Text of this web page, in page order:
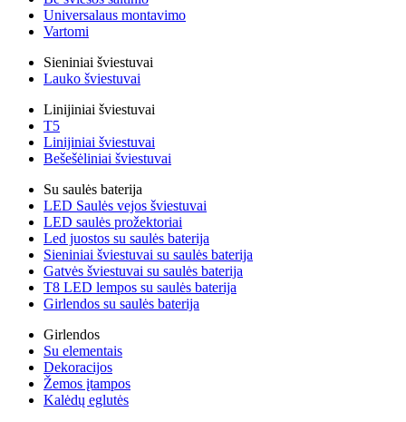
Universalaus montavimo
Vartomi
Sieniniai šviestuvai
Lauko šviestuvai
Linijiniai šviestuvai
T5
Linijiniai šviestuvai
Bešešėliniai šviestuvai
Su saulės baterija
LED Saulės vejos šviestuvai
LED saulės prožektoriai
Led juostos su saulės baterija
Sieniniai šviestuvai su saulės baterija
Gatvės šviestuvai su saulės baterija
T8 LED lempos su saulės baterija
Girlendos su saulės baterija
Girlendos
Su elementais
Dekoracijos
Žemos įtampos
Kalėdų eglutės